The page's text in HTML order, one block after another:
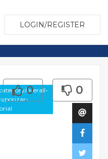
LOGIN/REGISTER
overall-
0 0